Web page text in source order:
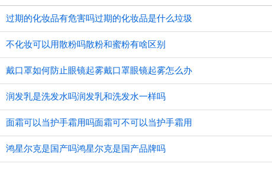
过期的化妆品有危害吗过期的化妆品是什么垃圾
不化妆可以用散粉吗散粉和蜜粉有啥区别
戴口罩如何防止眼镜起雾戴口罩眼镜起雾怎么办
润发乳是洗发水吗润发乳和洗发水一样吗
面霜可以当护手霜用吗面霜可不可以当护手霜用
鸿星尔克是国产吗鸿星尔克是国产品牌吗